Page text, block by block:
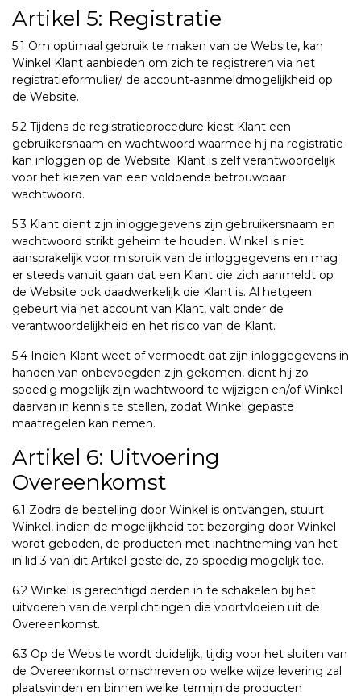
Artikel 5: Registratie
5.1 Om optimaal gebruik te maken van de Website, kan
Winkel Klant aanbieden om zich te registreren via het
registratieformulier/ de account-aanmeldmogelijkheid op
de Website.
5.2 Tijdens de registratieprocedure kiest Klant een
gebruikersnaam en wachtwoord waarmee hij na registratie
kan inloggen op de Website. Klant is zelf verantwoordelijk
voor het kiezen van een voldoende betrouwbaar
wachtwoord.
5.3 Klant dient zijn inloggegevens zijn gebruikersnaam en
wachtwoord strikt geheim te houden. Winkel is niet
aansprakelijk voor misbruik van de inloggegevens en mag
er steeds vanuit gaan dat een Klant die zich aanmeldt op
de Website ook daadwerkelijk die Klant is. Al hetgeen
gebeurt via het account van Klant, valt onder de
verantwoordelijkheid en het risico van de Klant.
5.4 Indien Klant weet of vermoedt dat zijn inloggegevens in
handen van onbevoegden zijn gekomen, dient hij zo
spoedig mogelijk zijn wachtwoord te wijzigen en/of Winkel
daarvan in kennis te stellen, zodat Winkel gepaste
maatregelen kan nemen.
Artikel 6: Uitvoering
Overeenkomst
6.1 Zodra de bestelling door Winkel is ontvangen, stuurt
Winkel, indien de mogelijkheid tot bezorging door Winkel
wordt geboden, de producten met inachtneming van het
in lid 3 van dit Artikel gestelde, zo spoedig mogelijk toe.
6.2 Winkel is gerechtigd derden in te schakelen bij het
uitvoeren van de verplichtingen die voortvloeien uit de
Overeenkomst.
6.3 Op de Website wordt duidelijk, tijdig voor het sluiten van
de Overeenkomst omschreven op welke wijze levering zal
plaatsvinden en binnen welke termijn de producten